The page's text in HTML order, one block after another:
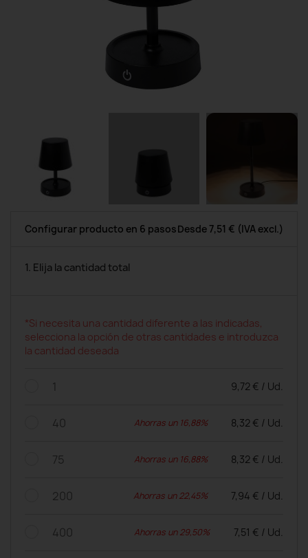
Configurar producto en 6 pasosDesde 7,51 € (IVA excl.)
1. Elija la cantidad total
*Si necesita una cantidad diferente a las indicadas,
selecciona la opción de otras cantidades e introduzca
la cantidad deseada
1 9,72 € / Ud.
40 Ahorras un 16,88% 8,32 € / Ud.
75 Ahorras un 16,88% 8,32 € / Ud.
200 Ahorras un 22,45% 7,94 € / Ud.
400 Ahorras un 29,50% 7,51 € / Ud.